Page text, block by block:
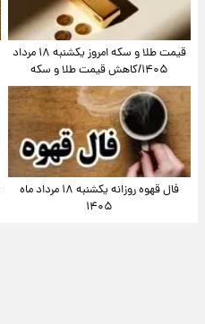
قیمت طلا و سکه امروز یکشنبه ۱۸ مرداد
۱۴۰۵/کاهش قیمت طلا و سکه
فال قهوه روزانه یکشنبه ۱۸ مرداد ماه
۱۴۰۵